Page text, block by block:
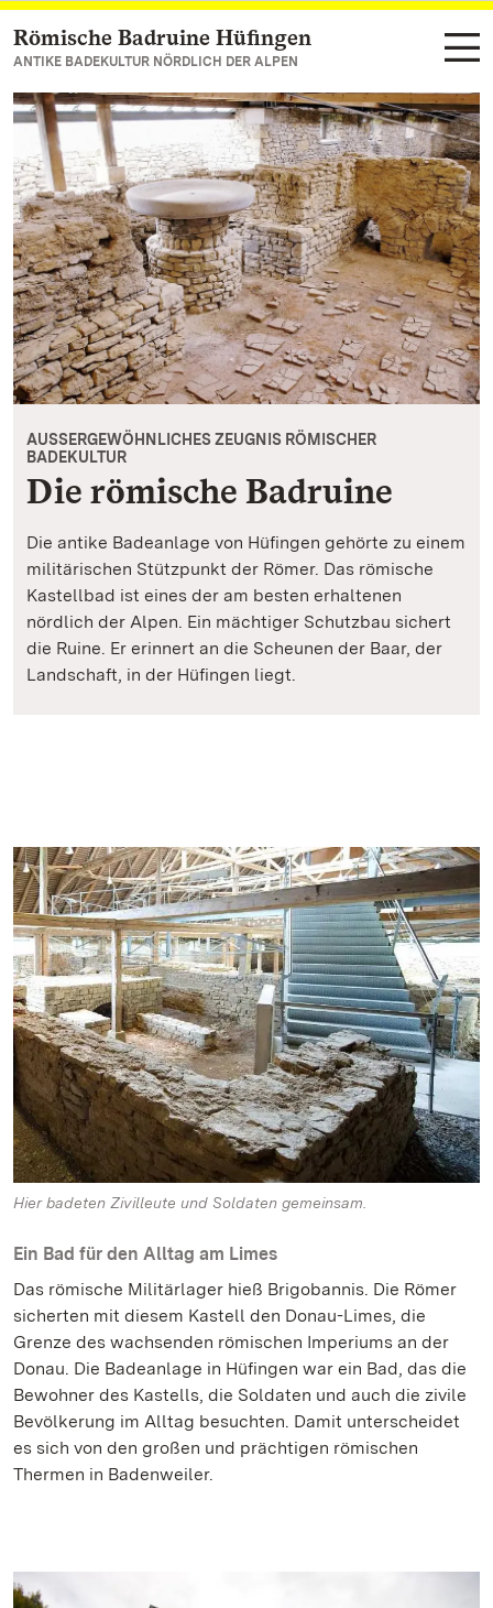
Zum Hauptinhalt springen
Römische Badruine Hüfingen
ANTIKE BADEKULTUR NÖRDLICH DER ALPEN
AUSSERGEWÖHNLICHES ZEUGNIS RÖMISCHER
BADEKULTUR
Die römische Badruine
Die antike Badeanlage von Hüfingen gehörte zu einem
militärischen Stützpunkt der Römer. Das römische
Kastellbad ist eines der am besten erhaltenen
nördlich der Alpen. Ein mächtiger Schutzbau sichert
die Ruine. Er erinnert an die Scheunen der Baar, der
Landschaft, in der Hüfingen liegt.
Hier badeten Zivilleute und Soldaten gemeinsam.
Ein Bad für den Alltag am Limes
Das römische Militärlager hieß Brigobannis. Die Römer
sicherten mit diesem Kastell den Donau-Limes, die
Grenze des wachsenden römischen Imperiums an der
Donau. Die Badeanlage in Hüfingen war ein Bad, das die
Bewohner des Kastells, die Soldaten und auch die zivile
Bevölkerung im Alltag besuchten. Damit unterscheidet
es sich von den großen und prächtigen römischen
Thermen in Badenweiler.